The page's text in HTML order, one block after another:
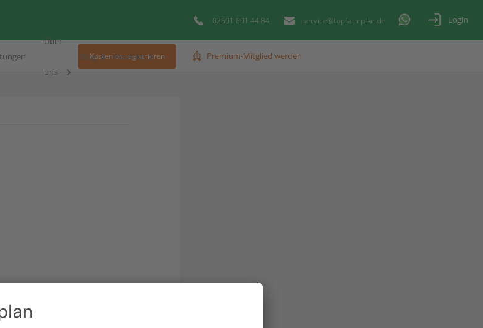
02501 801 44 84 service@topfarmplan.de Login
Über
uns
Blog Kontakt
Kostenlos registrieren Premium-Mitglied werden